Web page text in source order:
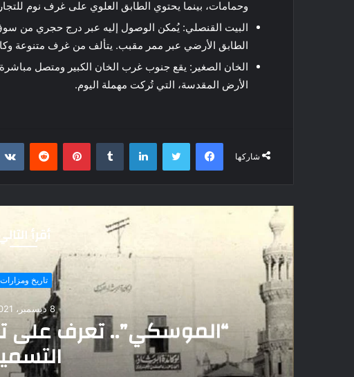
وحمامات، بينما يحتوي الطابق العلوي على غرف نوم
البيت القنصلي: يُمكن الوصول إليه عبر درج حجري من سوق
الطابق الأرضي عبر ممر مقبب. يتألف من غرف متنوعة
الخان الصغير: يقع جنوب غرب الخان الكبير ومتصل مباشرة
الأرض المقدسة، التي تُركت مهملة اليوم.
شاركها
فيسبوك تويتر لينكدإن بينتيريست
أقرأ
تاريخ ومزارات
10 ديسمبر، 2025
درب الأربعين.. طريق
إفريقيا عبر